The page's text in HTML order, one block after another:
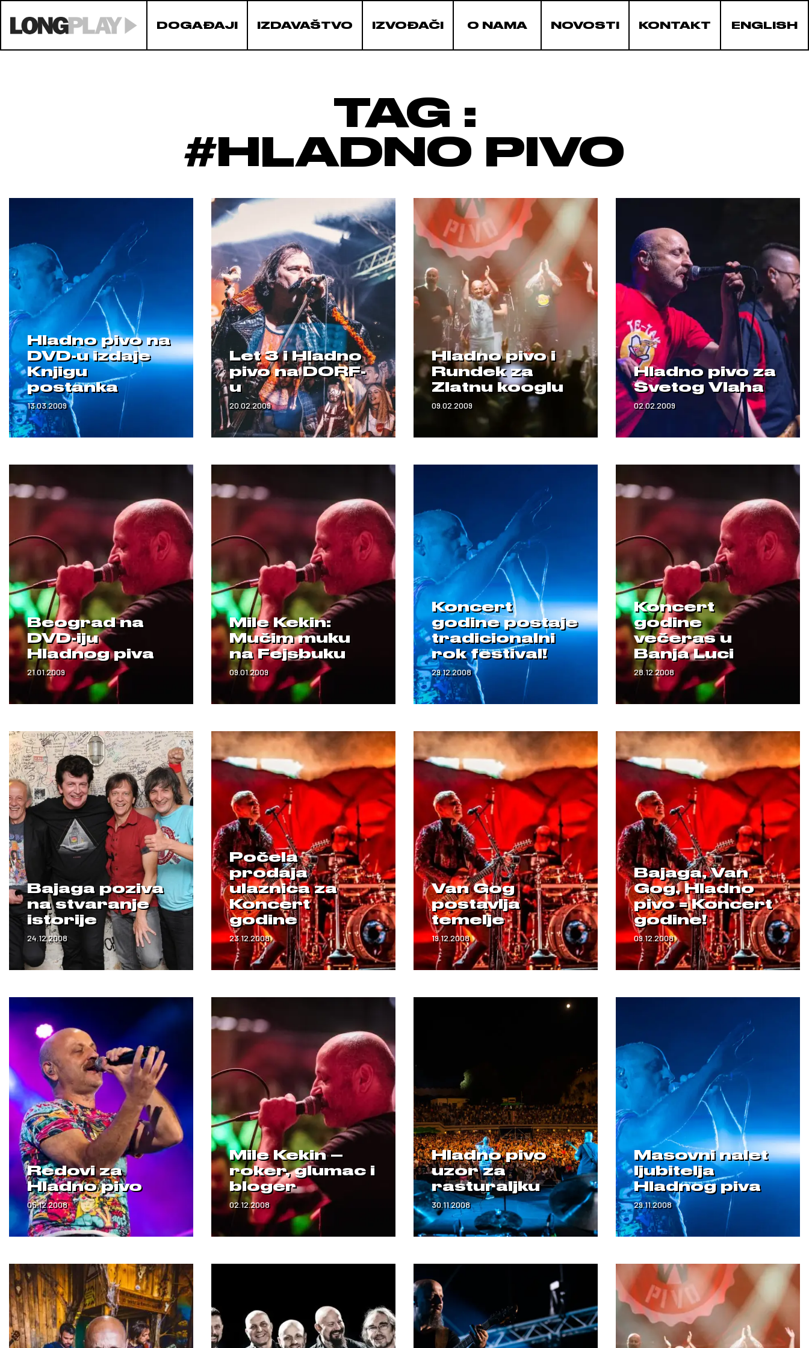
DOGAĐAJI IZDAVAŠTVO IZVOĐAČI O NAMA NOVOSTI KONTAKT ENGLISH
TAG :
#HLADNO PIVO
Hladno pivo na
DVD-u izdaje
Knjigu
postanka
13.03.2009
Let 3 i Hladno
pivo na DORF-
u
20.02.2009
Hladno pivo i
Rundek za
Zlatnu kooglu
09.02.2009
Hladno pivo za
Svetog Vlaha
02.02.2009
Beograd na
DVD-iju
Hladnog piva
21.01.2009
Mile Kekin:
Mučim muku
na Fejsbuku
09.01.2009
Koncert
godine postaje
tradicionalni
rok festival!
29.12.2008
Koncert
godine
večeras u
Banja Luci
28.12.2008
Bajaga poziva
na stvaranje
istorije
24.12.2008
Počela
prodaja
ulaznica za
Koncert
godine
23.12.2008
Van Gog
postavlja
temelje
19.12.2008
Bajaga, Van
Gog, Hladno
pivo = Koncert
godine!
09.12.2008
Redovi za
Hladno pivo
05.12.2008
Mile Kekin –
roker, glumac i
bloger
02.12.2008
Hladno pivo
uzor za
rasturaljku
30.11.2008
Masovni nalet
ljubitelja
Hladnog piva
29.11.2008